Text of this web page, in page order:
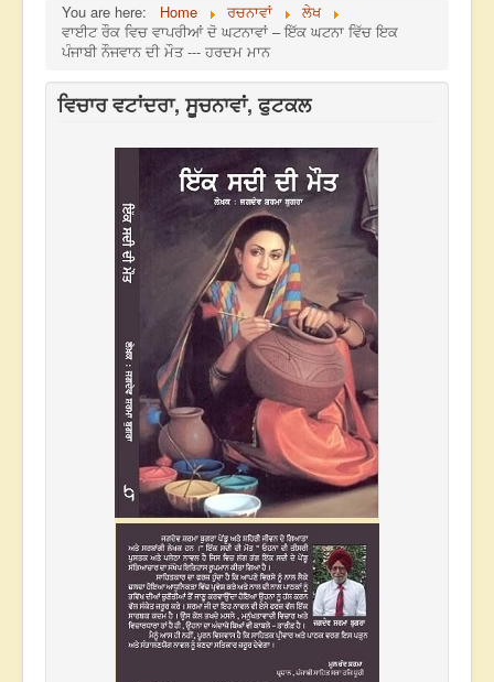
You are here: Home ਰਚਨਾਵਾਂ
ਲੇਖ
ਵਾਈਟ ਰੌਕ ਵਿਚ ਵਾਪਰੀਆਂ ਦੋ ਘਟਨਾਵਾਂ – ਇੱਕ ਘਟਨਾ ਵਿੱਚ ਇਕ
ਪੰਜਾਬੀ ਨੌਜਵਾਨ ਦੀ ਮੌਤ --- ਹਰਦਮ ਮਾਨ
ਵਿਚਾਰ ਵਟਾਂਦਰਾ, ਸੂਚਨਾਵਾਂ, ਫੁਟਕਲ